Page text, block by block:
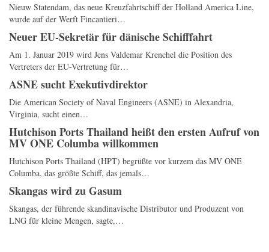
Nieuw Statendam, das neue Kreuzfahrtschiff der Holland America Line,
wurde auf der Werft Fincantieri…
Neuer EU-Sekretär für dänische Schifffahrt
Am 1. Januar 2019 wird Jens Valdemar Krenchel die Position des
Vertreters der EU-Vertretung für…
ASNE sucht Exekutivdirektor
Die American Society of Naval Engineers (ASNE) in Alexandria,
Virginia, sucht einen…
Hutchison Ports Thailand heißt den ersten Aufruf von
MV ONE Columba willkommen
Hutchison Ports Thailand (HPT) begrüßte vor kurzem das MV ONE
Columba, das größte Schiff, das jemals…
Skangas wird zu Gasum
Skangas, der führende skandinavische Distributor und Produzent von
LNG für kleine Mengen, sagte,…